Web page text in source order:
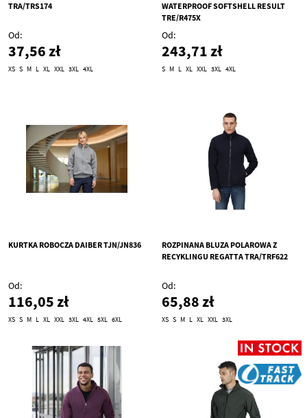
TRA/TRS174
Od
37,56 zł
XS S M L XL XXL 3XL 4XL
WATERPROOF SOFTSHELL RESULT
TRE/R475X
Od
243,71 zł
S M L XL XXL 3XL 4XL
KURTKA ROBOCZA DAIBER TJN/JN836
Od
116,05 zł
XS S M L XL XXL 3XL 4XL 5XL 6XL
ROZPINANA BLUZA POLAROWA Z
RECYKLINGU REGATTA TRA/TRF622
Od
65,88 zł
XS S M L XL XXL 3XL